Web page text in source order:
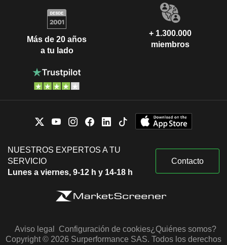
Más de 20 años
a tu lado
+ 1.300.000
miembros
NUESTROS EXPERTOS A TU
SERVICIO
Lunes a viernes, 9-12 h y 14-18 h
Contacto
Aviso legal Configuración de cookies¿Quiénes somos?
Copyright © 2026 Surperformance SAS. Todos los derechos